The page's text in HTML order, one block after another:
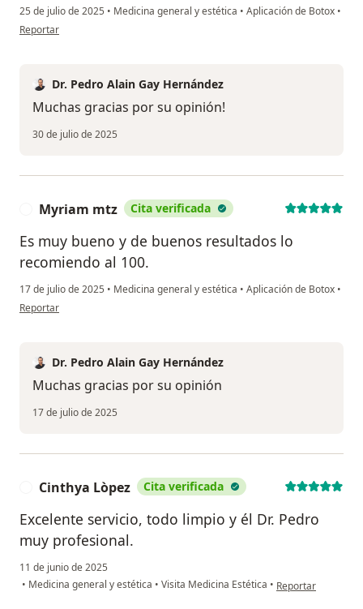
25 de julio de 2025 • Medicina general y estética • Aplicación de Botox •
en opinión del usuario Ernesto de la Garza
Reportar
Dr. Pedro Alain Gay Hernández
Muchas gracias por su opinión!
30 de julio de 2025
Myriam mtz Cita verificada
Es muy bueno y de buenos resultados lo
recomiendo al 100.
17 de julio de 2025 • Medicina general y estética • Aplicación de Botox •
en opinión del usuario Myriam mtz
Reportar
Dr. Pedro Alain Gay Hernández
Muchas gracias por su opinión
17 de julio de 2025
Cinthya Lòpez Cita verificada
Excelente servicio, todo limpio y él Dr. Pedro
muy profesional.
11 de junio de 2025
• Medicina general y estética • Visita Medicina Estética • en opinión del
Reportar